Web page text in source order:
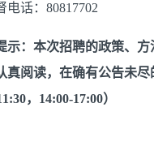
电话： 80817702
示：本次招聘的政策、
真阅读，在确有公告未
，14:00-17:00）